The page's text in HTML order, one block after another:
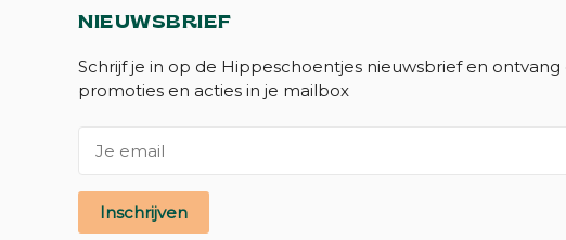
NIEUWSBRIEF
Schrijf je in op de Hippeschoentjes nieuwsbrief en ontvang
promoties en acties in je mailbox
Inschrijven